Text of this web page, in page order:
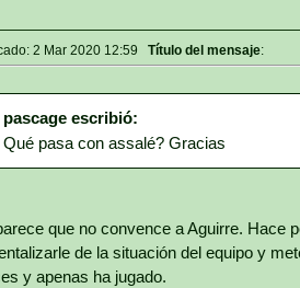
2 Mar 2020 12:59 Título del mensaje:
pascage escribió:
Qué pasa con assalé? Gracias
que no convence a Aguirre. Hace
de la situación del equipo y
y apenas ha jugado.